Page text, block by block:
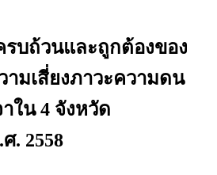
บถ้วนและถูกต้องของ
มเสี่ยงภาวะความดน
ใน 4 จังหวัด
. 2558